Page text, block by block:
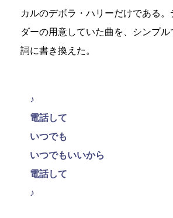
カルのデボラ・ハリーだけである。
ダーの用意していた曲を、シンプ
詞に書き換えた。
♪
電話して
いつでも
いつでもいいから
電話して
♪